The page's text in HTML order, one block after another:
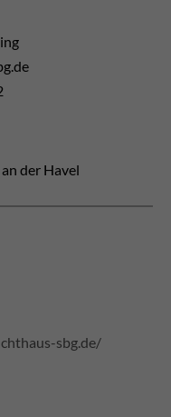
der Havel
sbg.de/